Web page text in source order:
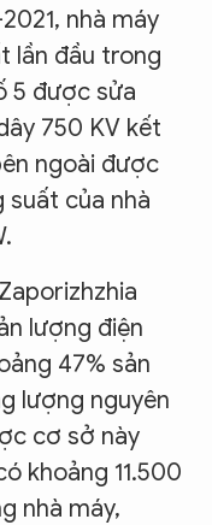
nhà máy
lần đầu trong
5 được sửa
750 KV kết
ngoài được
suất của nhà
lượng điện
47% sản
lượng nguyên
cơ sở này
khoảng 11.500
nhà máy,